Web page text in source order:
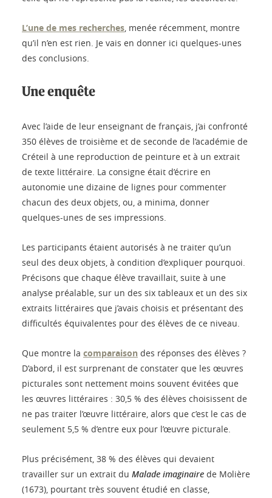
L’une de mes recherches, menée récemment, montre
qu’il n’en est rien. Je vais en donner ici quelques-unes
des conclusions.
Une enquête
Avec l’aide de leur enseignant de français, j’ai confronté
350 élèves de troisième et de seconde de l’académie de
Créteil à une reproduction de peinture et à un extrait
de texte littéraire. La consigne était d’écrire en
autonomie une dizaine de lignes pour commenter
chacun des deux objets, ou, a minima, donner
quelques-unes de ses impressions.
Les participants étaient autorisés à ne traiter qu’un
seul des deux objets, à condition d’expliquer pourquoi.
Précisons que chaque élève travaillait, suite à une
analyse préalable, sur un des six tableaux et un des six
extraits littéraires que j’avais choisis et présentant des
difficultés équivalentes pour des élèves de ce niveau.
Que montre la comparaison des réponses des élèves ?
D’abord, il est surprenant de constater que les œuvres
picturales sont nettement moins souvent évitées que
les œuvres littéraires : 30,5 % des élèves choisissent de
ne pas traiter l’œuvre littéraire, alors que c’est le cas de
seulement 5,5 % d’entre eux pour l’œuvre picturale.
Plus précisément, 38 % des élèves qui devaient
travailler sur un extrait du Malade imaginaire de Molière
(1673), pourtant très souvent étudié en classe,